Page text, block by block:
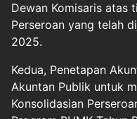
Dewan Komisaris atas
Perseroan yang telah
2025.
Kedua, Penetapan
Akuntan Publik untuk
Konsolidasian